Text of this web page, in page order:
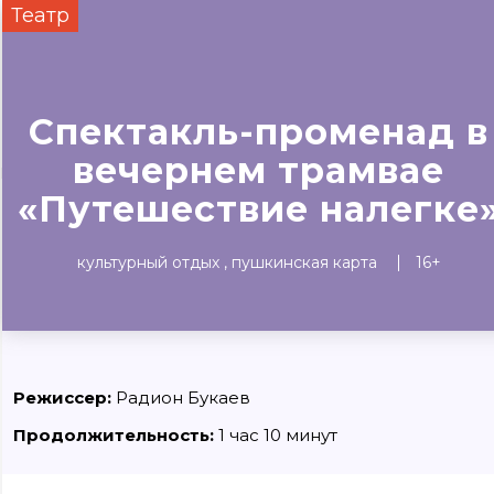
Концерты Театр Детям Выставки
Театр
Спектакль-променад в
вечернем трамвае
«Путешествие
культурный отдых пушкинская карта 16+
Режиссер: Радион Букаев
Продолжительность: 1 час 10 минут